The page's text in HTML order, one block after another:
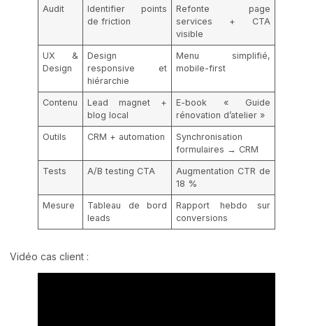
Audit
Identifier points
de friction
Refonte page
services + CTA
visible
UX &
Design
Design
responsive et
hiérarchie
Menu simplifié,
mobile-first
Contenu
Lead magnet +
blog local
E-book « Guide
rénovation d’atelier »
Outils CRM + automation
Synchronisation
formulaires → CRM
Tests A/B testing CTA
Augmentation CTR de
18 %
Mesure
Tableau de bord
leads
Rapport hebdo sur
conversions
Vidéo cas client :